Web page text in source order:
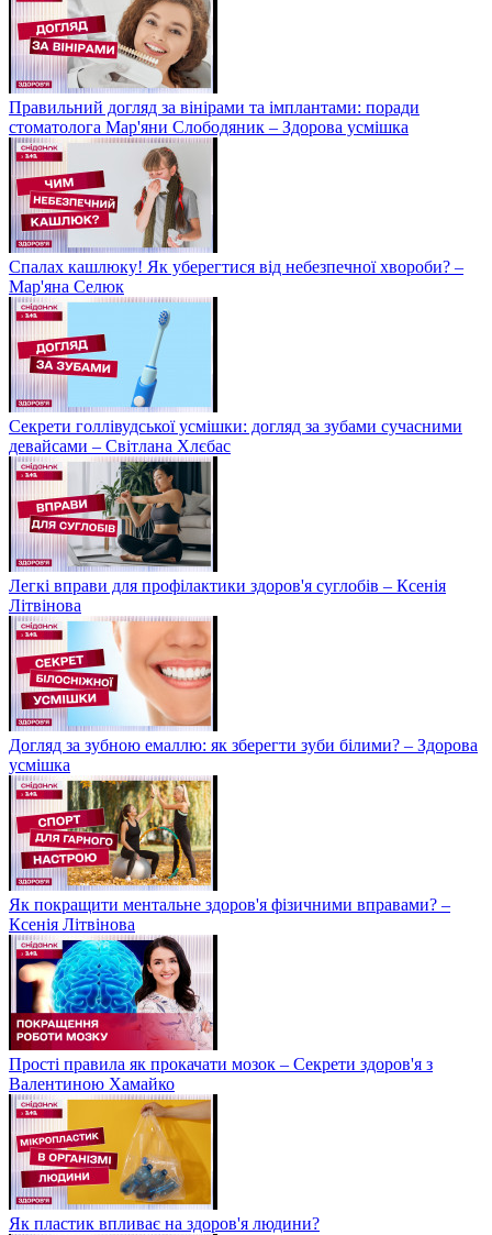
Правильний догляд за вінірами та імплантами: поради
стоматолога Мар'яни Слободяник – Здорова усмішка
Спалах кашлюку! Як уберегтися від небезпечної хвороби? –
Мар'яна Селюк
Секрети голлівудської усмішки: догляд за зубами сучасними
девайсами – Світлана Хлєбас
Легкі вправи для профілактики здоров'я суглобів – Ксенія
Літвінова
Догляд за зубною емаллю: як зберегти зуби білими? – Здорова
усмішка
Як покращити ментальне здоров'я фізичними вправами? –
Ксенія Літвінова
Прості правила як прокачати мозок – Секрети здоров'я з
Валентиною Хамайко
Як пластик впливає на здоров'я людини?